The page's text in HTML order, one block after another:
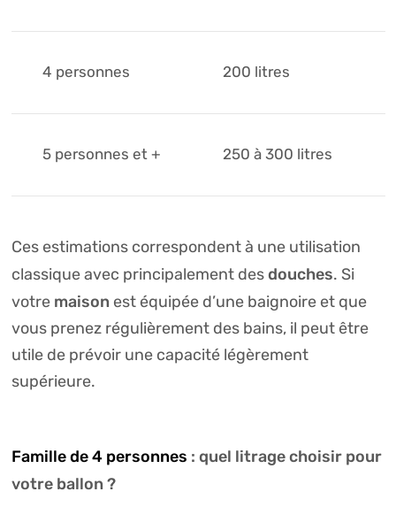
4 personnes 200 litres
5 personnes et + 250 à 300 litres
Ces estimations correspondent à une utilisation
classique avec principalement desdouches. Si
votre maisonest équipée d’une baignoire et que
vous prenez régulièrement des bains, il peut être
utile de prévoir une capacité légèrement
supérieure.
Famille de 4 personnes : quel litrage choisir pour
votre ballon ?